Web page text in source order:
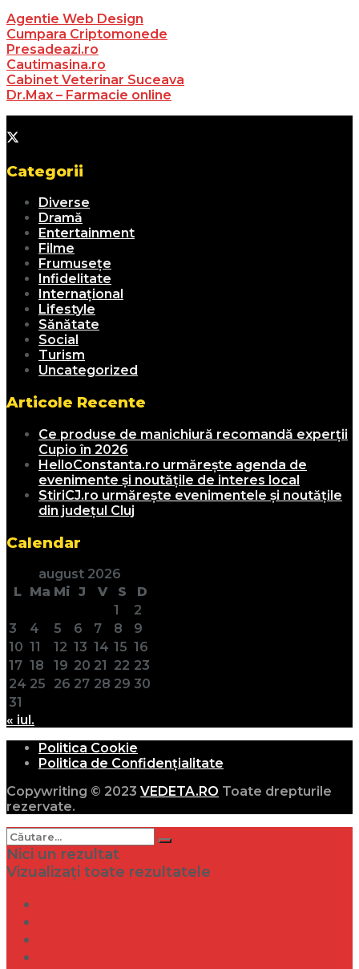
Agentie Web Design
Cumpara Criptomonede
Presadeazi.ro
Cautimasina.ro
Cabinet Veterinar Suceava
Dr.Max – Farmacie online
Categorii
Diverse
Dramă
Entertainment
Filme
Frumusețe
Infidelitate
Internațional
Lifestyle
Sănătate
Social
Turism
Uncategorized
Articole Recente
Ce produse de manichiură recomandă experții
Cupio în 2026
HelloConstanta.ro urmărește agenda de
evenimente și noutățile de interes local
StiriCJ.ro urmărește evenimentele și noutățile
din județul Cluj
Calendar
august 2026
L Ma Mi J V S
D
1
2
3
4 5 6 7 8
9
10 11 12 13 14 15 16
17 18 19 20 21 22 23
24 25 26 27 28 29 30
31
« iul.
Politica Cookie
Politica de Confidențialitate
Copywriting © 2023 VEDETA.RO Toate drepturile
rezervate.
Nici un rezultat
Vizualizați toate rezultatele